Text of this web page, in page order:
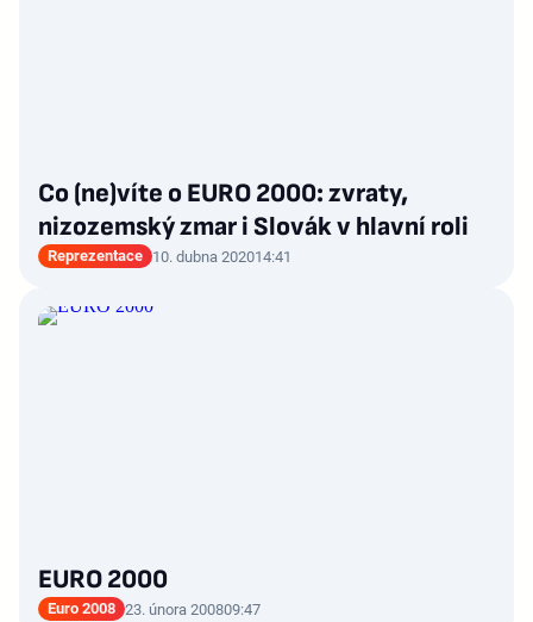
Co (ne)víte o EURO 2000: zvraty,
nizozemský zmar i Slovák v hlavní roli
Reprezentace 10. dubna 202014:41
EURO 2000
Euro 2008 23. února 200809:47